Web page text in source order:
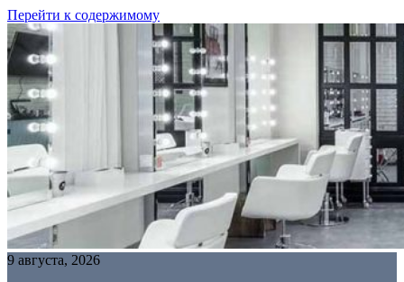
Перейти к содержимому
9 августа, 2026